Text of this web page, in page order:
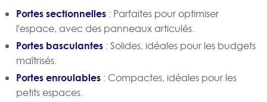
Portes sectionnelles : Parfaites pour optimiser
l'espace, avec des panneaux articulés.
Portes basculantes : Solides, idéales pour les budgets
maîtrisés.
Portes enroulables : Compactes, idéales pour les
petits espaces.